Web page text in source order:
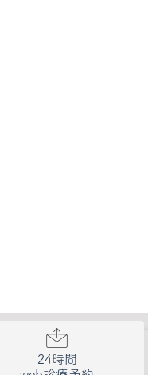
歯医者なら、となりの歯
24時間